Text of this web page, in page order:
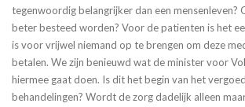
tegenwoordig belangrijker dan een mensenleven?
beter besteed worden? Voor de patienten is het
is voor vrijwel niemand op te brengen om deze
betalen. We zijn benieuwd wat de minister voor
hiermee gaat doen. Is dit het begin van het
behandelingen? Wordt de zorg dadelijk alleen